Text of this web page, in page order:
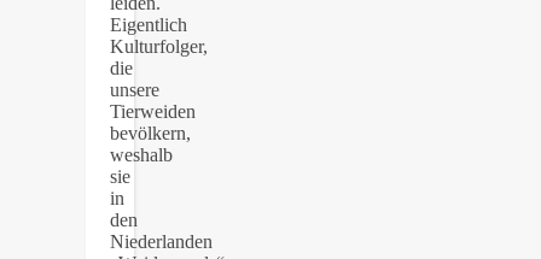
Eigentlich
Kulturfolger,
die
unsere
Tierweiden
bevölkern,
weshalb
sie
in
den
Niederlanden